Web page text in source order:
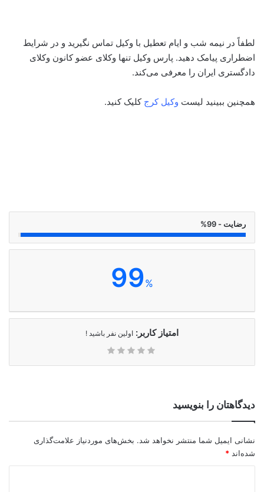
لطفاً در نیمه شب و ایام تعطیل با وکیل تماس نگیرید و در شرایط
اضطراری پیامک دهید. پارس وکیل تنها وکلای عضو کانون وکلای
دادگستری ایران را معرفی می‌کند.
همچنین ببینید لیست وکیل کرج کلیک کنید.
رضایت - 99%
99%
امتیاز کاربر: اولین نفر باشید !
دیدگاهتان را بنویسید
نشانی ایمیل شما منتشر نخواهد شد. بخش‌های موردنیاز علامت‌گذاری
شده‌اند *